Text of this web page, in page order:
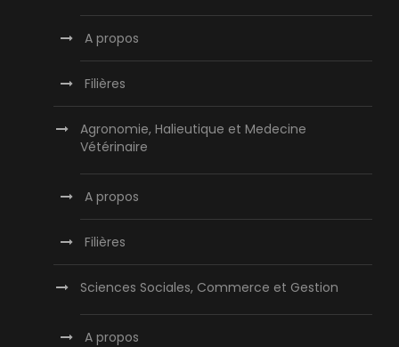
A propos
Filières
Agronomie, Halieutique et Medecine
Vétérinaire
A propos
Filières
Sciences Sociales, Commerce et Gestion
A propos